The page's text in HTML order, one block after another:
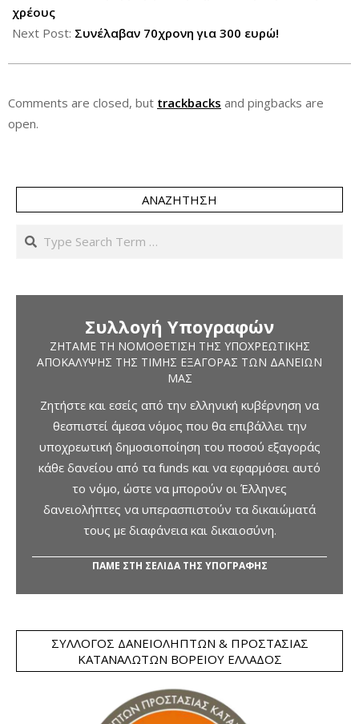
01
χρέους
Next Post: Συνέλαβαν 70χρονη για 300 ευρώ!
Comments are closed, but trackbacks and pingbacks are
open.
ΑΝΑΖΉΤΗΣΗ
Search
Συλλογή Υπογραφών
ΖΗΤΆΜΕ ΤΗ ΝΟΜΟΘΈΤΙΣΗ ΤΗΣ ΥΠΟΧΡΕΩΤΙΚΉΣ
ΑΠΟΚΆΛΥΨΗΣ ΤΗΣ ΤΙΜΉΣ ΕΞΑΓΟΡΆΣ ΤΩΝ ΔΑΝΕΊΩΝ
ΜΑΣ
Ζητήστε και εσείς από την ελληνική κυβέρνηση να
θεσπιστεί άμεσα νόμος που θα επιβάλλει την
υποχρεωτική δημοσιοποίηση του ποσού εξαγοράς
κάθε δανείου από τα funds και να εφαρμόσει αυτό
το νόμο, ώστε να μπορούν οι Έλληνες
δανειολήπτες να υπερασπιστούν τα δικαιώματά
τους με διαφάνεια και δικαιοσύνη.
ΠΑΜΕ ΣΤΗ ΣΕΛΙΔΑ ΤΗΣ ΥΠΟΓΡΑΦΗΣ
ΣΎΛΛΟΓΟΣ ΔΑΝΕΙΟΛΗΠΤΏΝ & ΠΡΟΣΤΑΣΊΑΣ
ΚΑΤΑΝΑΛΩΤΏΝ ΒΟΡΕΊΟΥ ΕΛΛΆΔΟΣ